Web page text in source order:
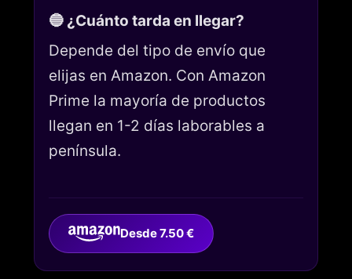
🔵 ¿Cuánto tarda en llegar?
Depende del tipo de envío que
elijas en Amazon. Con Amazon
Prime la mayoría de productos
llegan en 1-2 días laborables a
península.
Desde 7.50 €